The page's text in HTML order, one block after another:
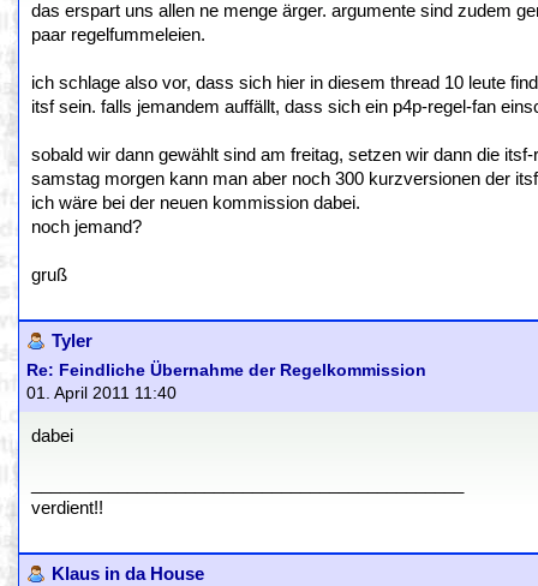
das erspart uns allen ne menge ärger. argumente sind zudem
paar regelfummeleien.
ich schlage also vor, dass sich hier in diesem thread 10 leute
itsf sein. falls jemandem auffällt, dass sich ein p4p-regel-fan
sobald wir dann gewählt sind am freitag, setzen wir dann die
samstag morgen kann man aber noch 300 kurzversionen der
ich wäre bei der neuen kommission dabei.
noch jemand?
gruß
Tyler
Re: Feindliche Übernahme der Regelkommission
01. April 2011 11:40
dabei
verdient!!
Klaus in da House